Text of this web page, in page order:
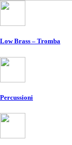
Low Brass – Tromba
Percussioni